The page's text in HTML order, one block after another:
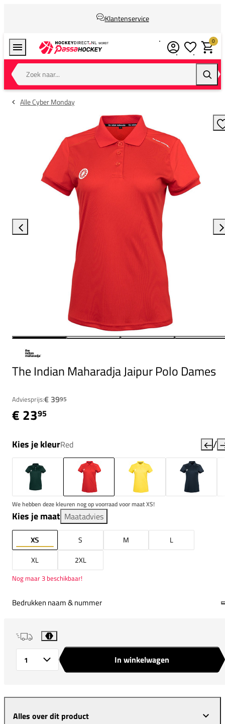
Klantenservice
Zoek naar...
0
Alle Cyber Monday
The Indian Maharadja Jaipur Polo Dames
Adviesprijs:€ 3995
€ 2395
Kies je kleurRed /
We hebben deze kleuren nog op voorraad voor maat XS!
Kies je maat Maatadvies
XS S M
L
XL
2XL
Nog maar 3 beschikbaar!
Bedrukken naam & nummer
i
In winkelwagen
Alles over dit product